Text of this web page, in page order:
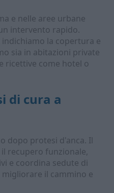
e nelle aree urbane
intervento rapido.
la copertura e
sia in abitazioni private
ricettive come hotel o
di cura a
dopo protesi d'anca. Il
recupero funzionale,
e coordina sedute di
il cammino e